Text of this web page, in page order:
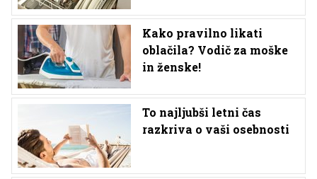
Kako pravilno likati
oblačila? Vodič za moške
in ženske!
To najljubši letni čas
razkriva o vaši osebnosti